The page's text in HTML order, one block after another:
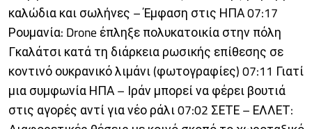
καλώδια και σωλήνες – Έμφαση στις ΗΠΑ 07:17
Ρουμανία: Drone έπληξε πολυκατοικία στην πόλη
Γκαλάτσι κατά τη διάρκεια ρωσικής επίθεσης σε
κοντινό ουκρανικό λιμάνι (φωτογραφίες) 07:11 Γιατί
μια συμφωνία ΗΠΑ – Ιράν μπορεί να φέρει βουτιά
στις αγορές αντί για νέο ράλι 07:02 ΣΕΤΕ – ΕΛΛΕΤ: